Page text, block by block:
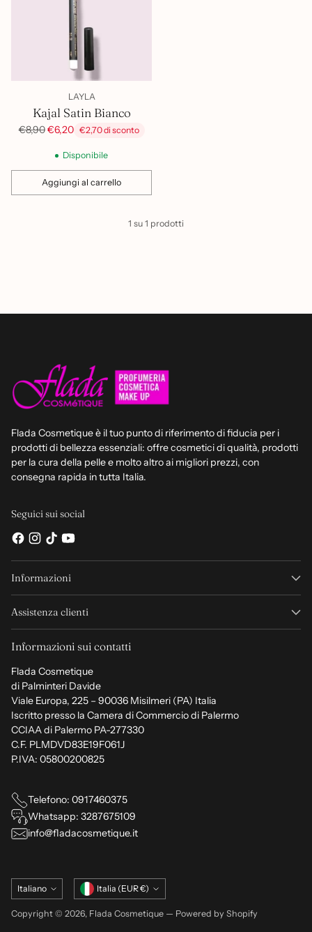
LAYLA
Kajal Satin Bianco
Prezzo
€8,90€6,20 €2,70 di sconto
Disponibile
Aggiungi al carrello
Quantità
1 su 1 prodotti
Flada Cosmetique è il tuo punto di riferimento di fiducia per i
prodotti di bellezza essenziali: offre cosmetici di qualità, prodotti
per la cura della pelle e molto altro ai migliori prezzi, con
consegna rapida in tutta Italia.
Seguici sui social
Informazioni
Assistenza clienti
Informazioni sui contatti
Flada Cosmetique
di Palminteri Davide
Viale Europa, 225 – 90036 Misilmeri (PA) Italia
Iscritto presso la Camera di Commercio di Palermo
CCIAA di Palermo PA-277330
C.F. PLMDVD83E19F061J
P.IVA: 05800200825
Telefono: 0917460375
Whatsapp: 3287675109
info@fladacosmetique.it
Lingua
Italiano Valuta Italia (EUR €)
Copyright © 2026, Flada Cosmetique — Powered by Shopify